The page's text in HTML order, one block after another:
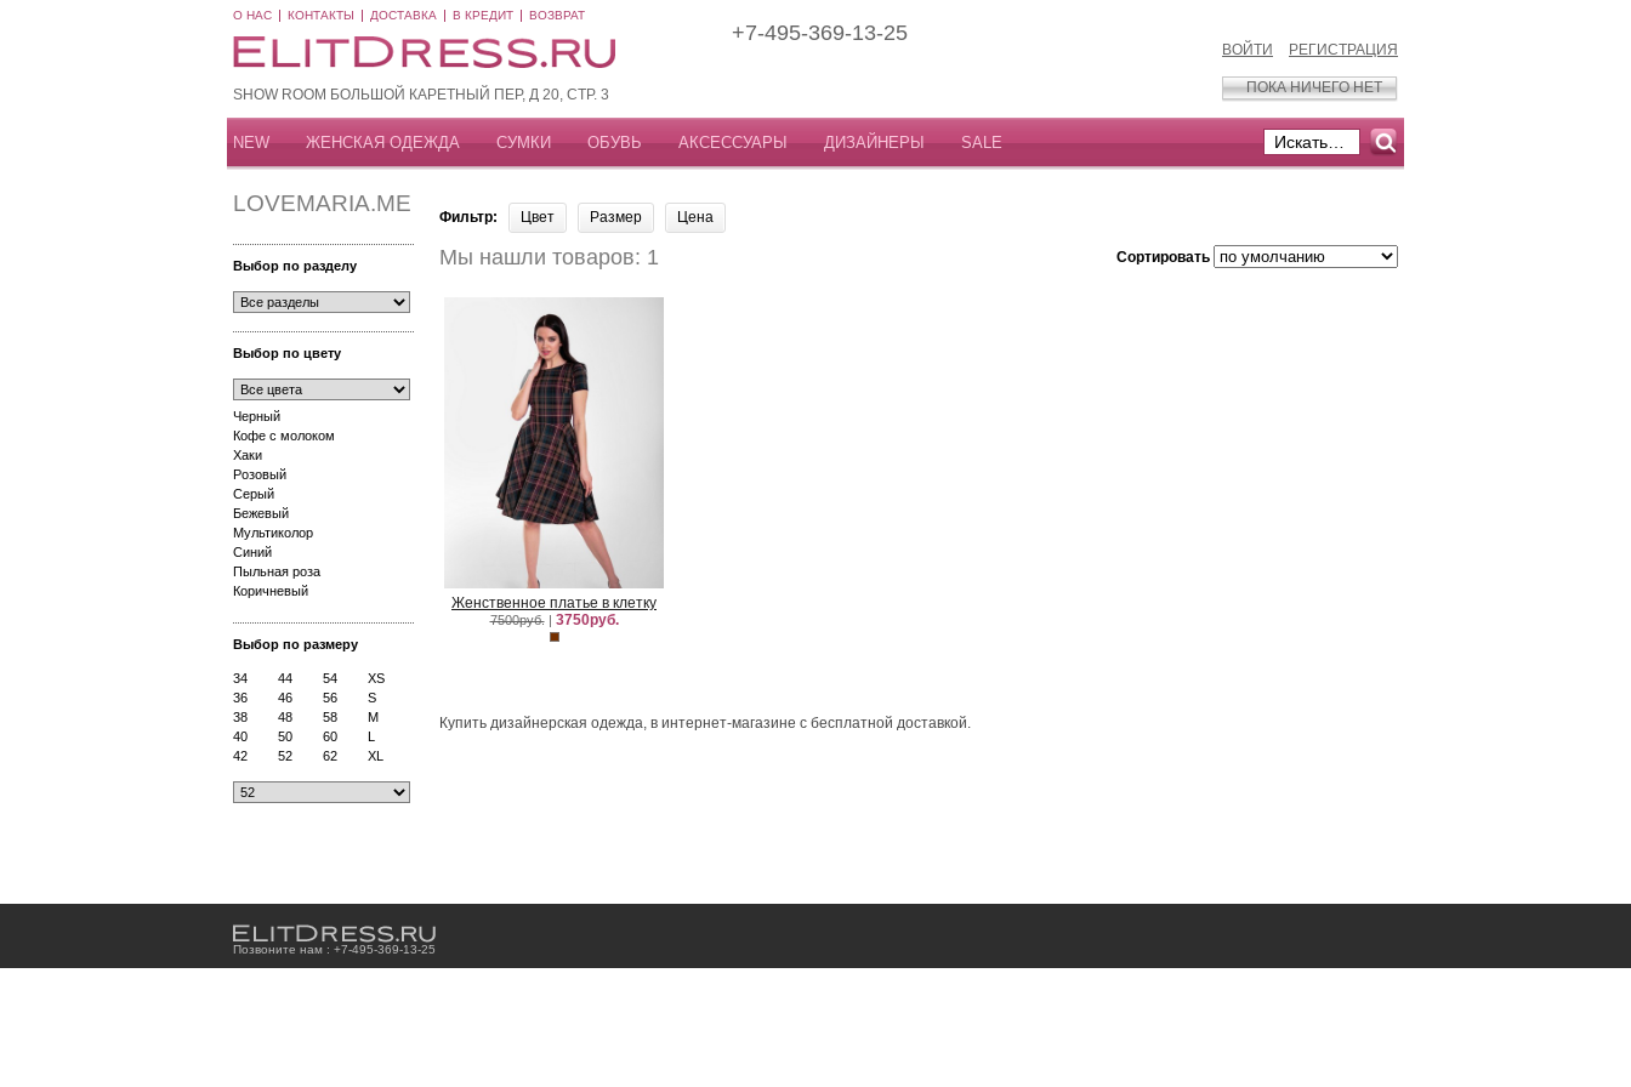
О НАС КОНТАКТЫ ДОСТАВКА В КРЕДИТ ВОЗВРАТ
SHOW ROOM БОЛЬШОЙ КАРЕТНЫЙ ПЕР, Д 20, СТР. 3
+7-495-369-13-25
ВОЙТИ РЕГИСТРАЦИЯ
ПОКА НИЧЕГО НЕТ
NEW ЖЕНСКАЯ ОДЕЖДА СУМКИ ОБУВЬ АКСЕССУАРЫ ДИЗАЙНЕРЫ SALE
LOVEMARIA.ME
Выбор по разделу
Выбор по цвету
Черный
Кофе с молоком
Хаки
Розовый
Серый
Бежевый
Мультиколор
Синий
Пыльная роза
Коричневый
Выбор по размеру
34 44 54
XS
36
46 56
S
38
48 58
M
40
50 60
L
42
52 62 XL
Фильтр: Цвет Размер Цена
Мы нашли товаров: 1 Сортировать
Женственное платье в клетку
7500руб.| 3750руб.
Купить дизайнерская одежда, в интернет-магазине с бесплатной доставкой.
Позвоните нам : +7-495-369-13-25